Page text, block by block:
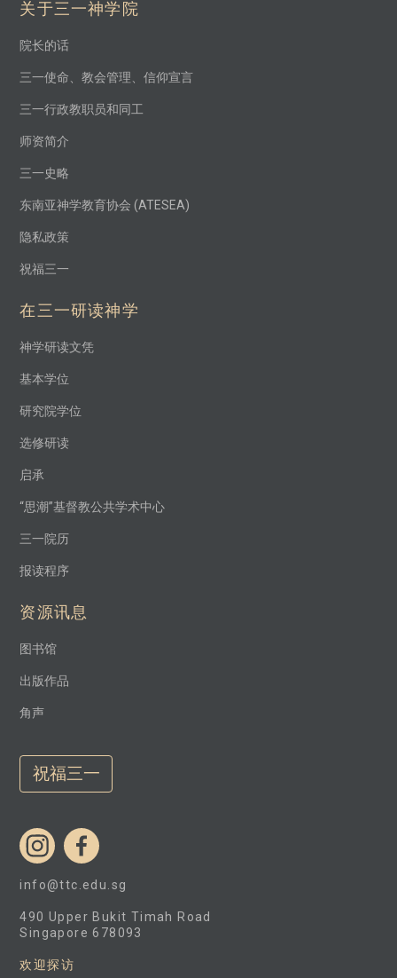
关于三一神学院
院长的话
三一使命、教会管理、信仰宣言
三一行政教职员和同工
师资简介
三一史略
东南亚神学教育协会 (ATESEA)
隐私政策
祝福三一
在三一研读神学
神学研读文凭
基本学位
研究院学位
选修研读
启承
“思潮”基督教公共学术中心
三一院历
报读程序
资源讯息
图书馆
出版作品
角声
祝福三一
info@ttc.edu.sg
490 Upper Bukit Timah Road
Singapore 678093
欢迎探访